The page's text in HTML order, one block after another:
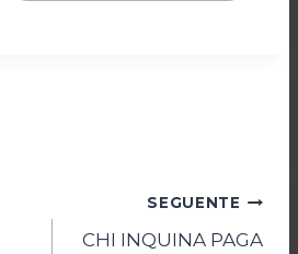
SEGUENTE
CHI INQUINA PAGA